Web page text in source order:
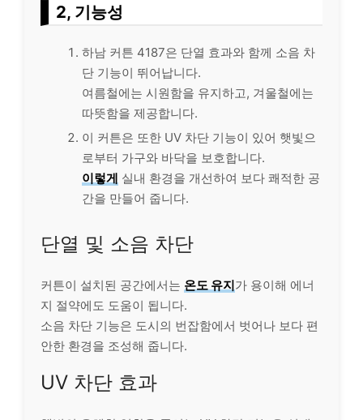
2, 기능성
하남 커튼 4187은 단열 효과와 함께 소음 차
단 기능이 뛰어납니다.
여름철에는 시원함을 유지하고, 겨울철에는
따뜻함을 제공합니다.
이 커튼은 또한 UV 차단 기능이 있어 햇빛으
로부터 가구와 바닥을 보호합니다.
이렇게 실내 환경을 개선하여 보다 쾌적한 공
간을 만들어 줍니다.
단열 및 소음 차단
커튼이 설치된 공간에서는 온도 유지가 용이해 에너
지 절약에도 도움이 됩니다.
소음 차단 기능은 도시의 번잡함에서 벗어나 보다 편
안한 환경을 조성해 줍니다.
UV 차단 효과